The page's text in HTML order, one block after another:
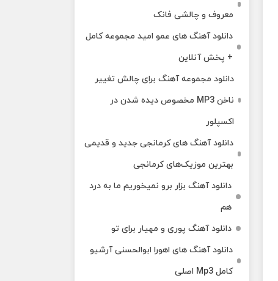
معروف و چالشی فانک
دانلود آهنگ های عمو امید مجموعه کامل
+ پخش آنلاین
دانلود مجموعه آهنگ برای چالش تغییر
ناخن MP3 مخصوص دیده شدن در
اکسپلور
دانلود آهنگ‌ های کرمانجی جدید و قدیمی
بهترین موزیک‌های کرمانجی
دانلود آهنگ بزار برو نمیخوریم ما به درد
هم
دانلود آهنگ پوری و مهیار برای تو
دانلود آهنگ های اهورا ابوالحسنی آرشیو
کامل Mp3 اصلی